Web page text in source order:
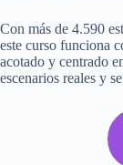
Con más de 4.590
este curso funciona
acotado y centrado
escenarios reales y